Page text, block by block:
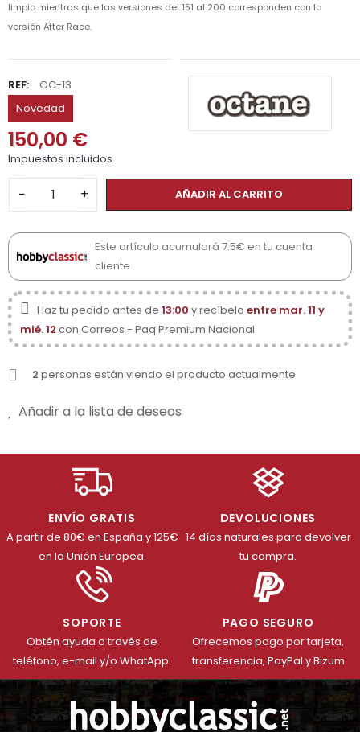
limpio mientras que las versiones del 151 al 200 corresponden con la
versión After Race.
REF:
OC-13
Novedad
150,00 €
Impuestos incluidos
− + AÑADIR AL CARRITO
Este artículo acumulará 7.5€ en tu cuenta
cliente
Haz tu pedido antes de 13:00 y recíbelo entre mar. 11 y
mié. 12 con Correos - Paq Premium Nacional
2 personas están viendo el producto actualmente
Añadir a la lista de deseos
ENVÍO GRATIS
A partir de 80€ en España y 125€
en la Unión Europea.
DEVOLUCIONES
14 días naturales para devolver
tu compra.
SOPORTE
Obtén ayuda a través de
teléfono, e-mail y/o WhatApp.
PAGO SEGURO
Ofrecemos pago por tarjeta,
transferencia, PayPal y Bizum